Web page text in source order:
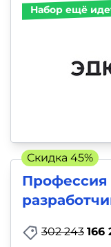
Набор ещё
302 243 166
Скидка 45%
фитнес
Прочее